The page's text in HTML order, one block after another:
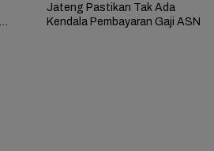
Jateng Pastikan Tak Ada
Kendala Pembayaran Gaji ASN